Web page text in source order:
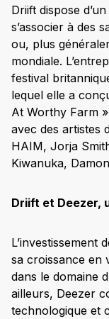
Driift dispose
s’associer à des
ou, plus
mondiale.
festival
lequel elle a
At Worthy Farm
avec des artistes
HAIM, Jorja
Kiwanuka,
Driift et Deezer,
L’investissement
sa croissance en
dans le domaine
ailleurs, Deezer
technologique et